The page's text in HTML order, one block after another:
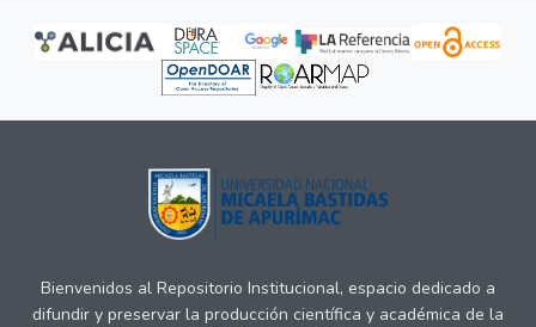
Bienvenidos al Repositorio Institucional, espacio dedicado a
difundir y preservar la producción científica y académica de la